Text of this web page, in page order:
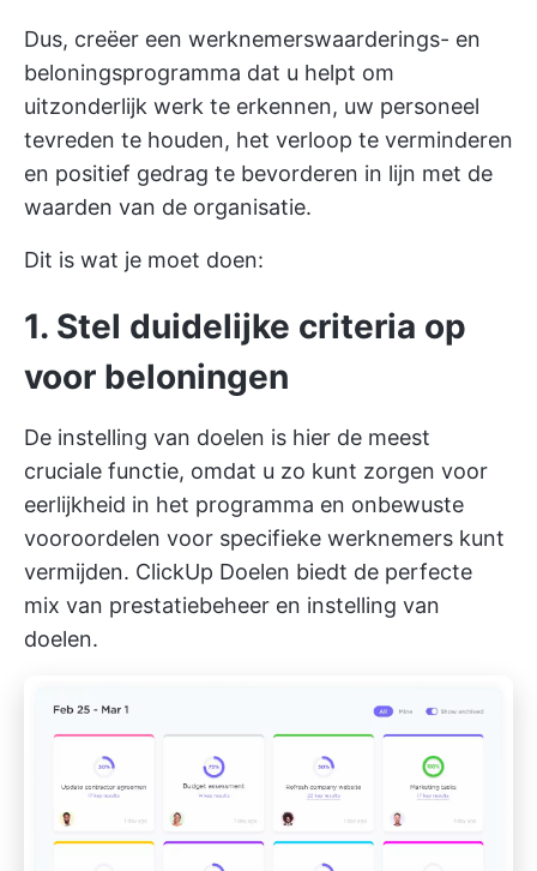
Dus, creëer een werknemerswaarderings- en
beloningsprogramma dat u helpt om
uitzonderlijk werk te erkennen, uw personeel
tevreden te houden, het verloop te verminderen
en positief gedrag te bevorderen in lijn met de
waarden van de organisatie.
Dit is wat je moet doen:
1. Stel duidelijke criteria op
voor beloningen
De instelling van doelen is hier de meest
cruciale functie, omdat u zo kunt zorgen voor
eerlijkheid in het programma en onbewuste
vooroordelen voor specifieke werknemers kunt
vermijden. ClickUp Doelen biedt de perfecte
mix van prestatiebeheer en instelling van
doelen.